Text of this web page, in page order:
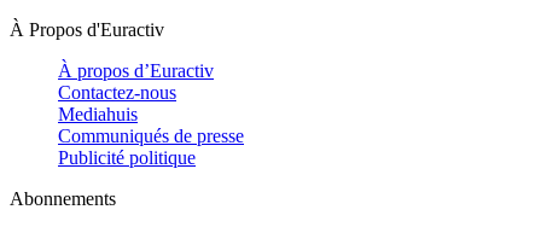
À Propos d'Euractiv
À propos d’Euractiv
Contactez-nous
Mediahuis
Communiqués de presse
Publicité politique
Abonnements